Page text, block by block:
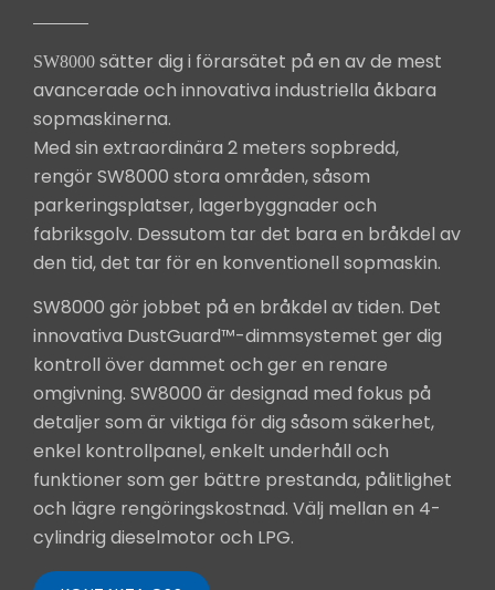
SW8000 sätter dig i förarsätet på en av de mest
avancerade och innovativa industriella åkbara
sopmaskinerna.
Med sin extraordinära 2 meters sopbredd,
rengör SW8000 stora områden, såsom
parkeringsplatser, lagerbyggnader och
fabriksgolv. Dessutom tar det bara en bråkdel av
den tid, det tar för en konventionell sopmaskin.
SW8000 gör jobbet på en bråkdel av tiden. Det
innovativa DustGuard™-dimmsystemet ger dig
kontroll över dammet och ger en renare
omgivning. SW8000 är designad med fokus på
detaljer som är viktiga för dig såsom säkerhet,
enkel kontrollpanel, enkelt underhåll och
funktioner som ger bättre prestanda, pålitlighet
och lägre rengöringskostnad. Välj mellan en 4-
cylindrig dieselmotor och LPG.